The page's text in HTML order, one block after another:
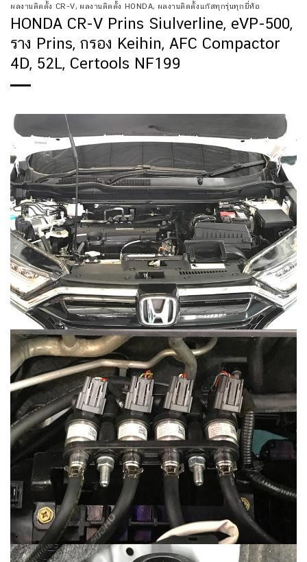
ผลงานติดตั้ง CR-V, ผลงานติดตั้ง HONDA, ผลงานติดตั้งแก๊สทุกรุ่นทุกยี่ห้อ
HONDA CR-V Prins Siulverline, eVP-500,
ราง Prins, กรอง Keihin, AFC Compactor
4D, 52L, Certools NF199